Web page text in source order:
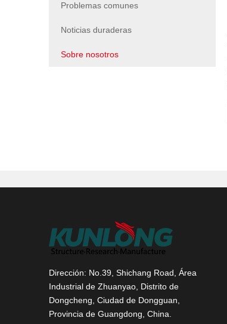
Problemas comunes
Noticias duraderas
Sobre nosotros
Dirección: No.39, Shichang Road, Área
Industrial de Zhuanyao, Distrito de
Dongcheng, Ciudad de Dongguan,
Provincia de Guangdong, China.